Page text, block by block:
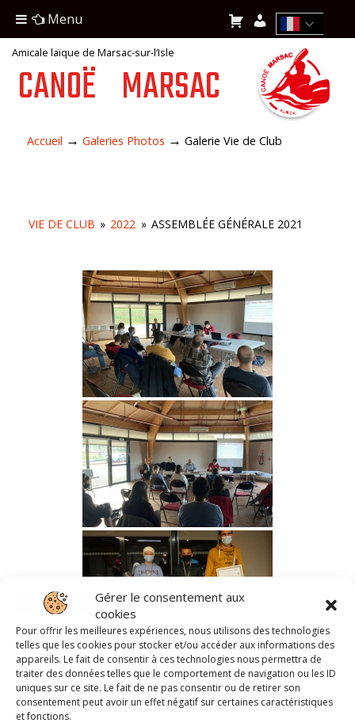
Gérer le consentement aux
cookies
Pour offrir les meilleures expériences, nous utilisons des technologies
telles que les cookies pour stocker et/ou accéder aux informations des
appareils. Le fait de consentir à ces technologies nous permettra de
traiter des données telles que le comportement de navigation ou les ID
uniques sur ce site. Le fait de ne pas consentir ou de retirer son
consentement peut avoir un effet négatif sur certaines caractéristiques
et fonctions.
Amicale laïque de Marsac-sur-l’Isle
CANOË MARSAC
Accueil → Galeries Photos → Galerie Vie de Club
VIE DE CLUB » 2022 » ASSEMBLÉE GÉNÉRALE 2021
Menu